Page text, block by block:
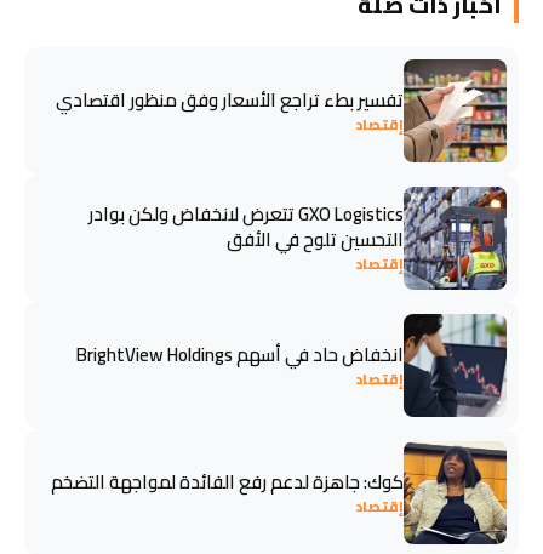
تفسير بطء تراجع الأسعار وفق منظور اقتصادي
إقتصاد
GXO Logistics تتعرض لانخفاض ولكن بوادر
التحسين تلوح في الأفق
إقتصاد
انخفاض حاد في أسهم BrightView Holdings
إقتصاد
كوك: جاهزة لدعم رفع الفائدة لمواجهة التضخم
إقتصاد